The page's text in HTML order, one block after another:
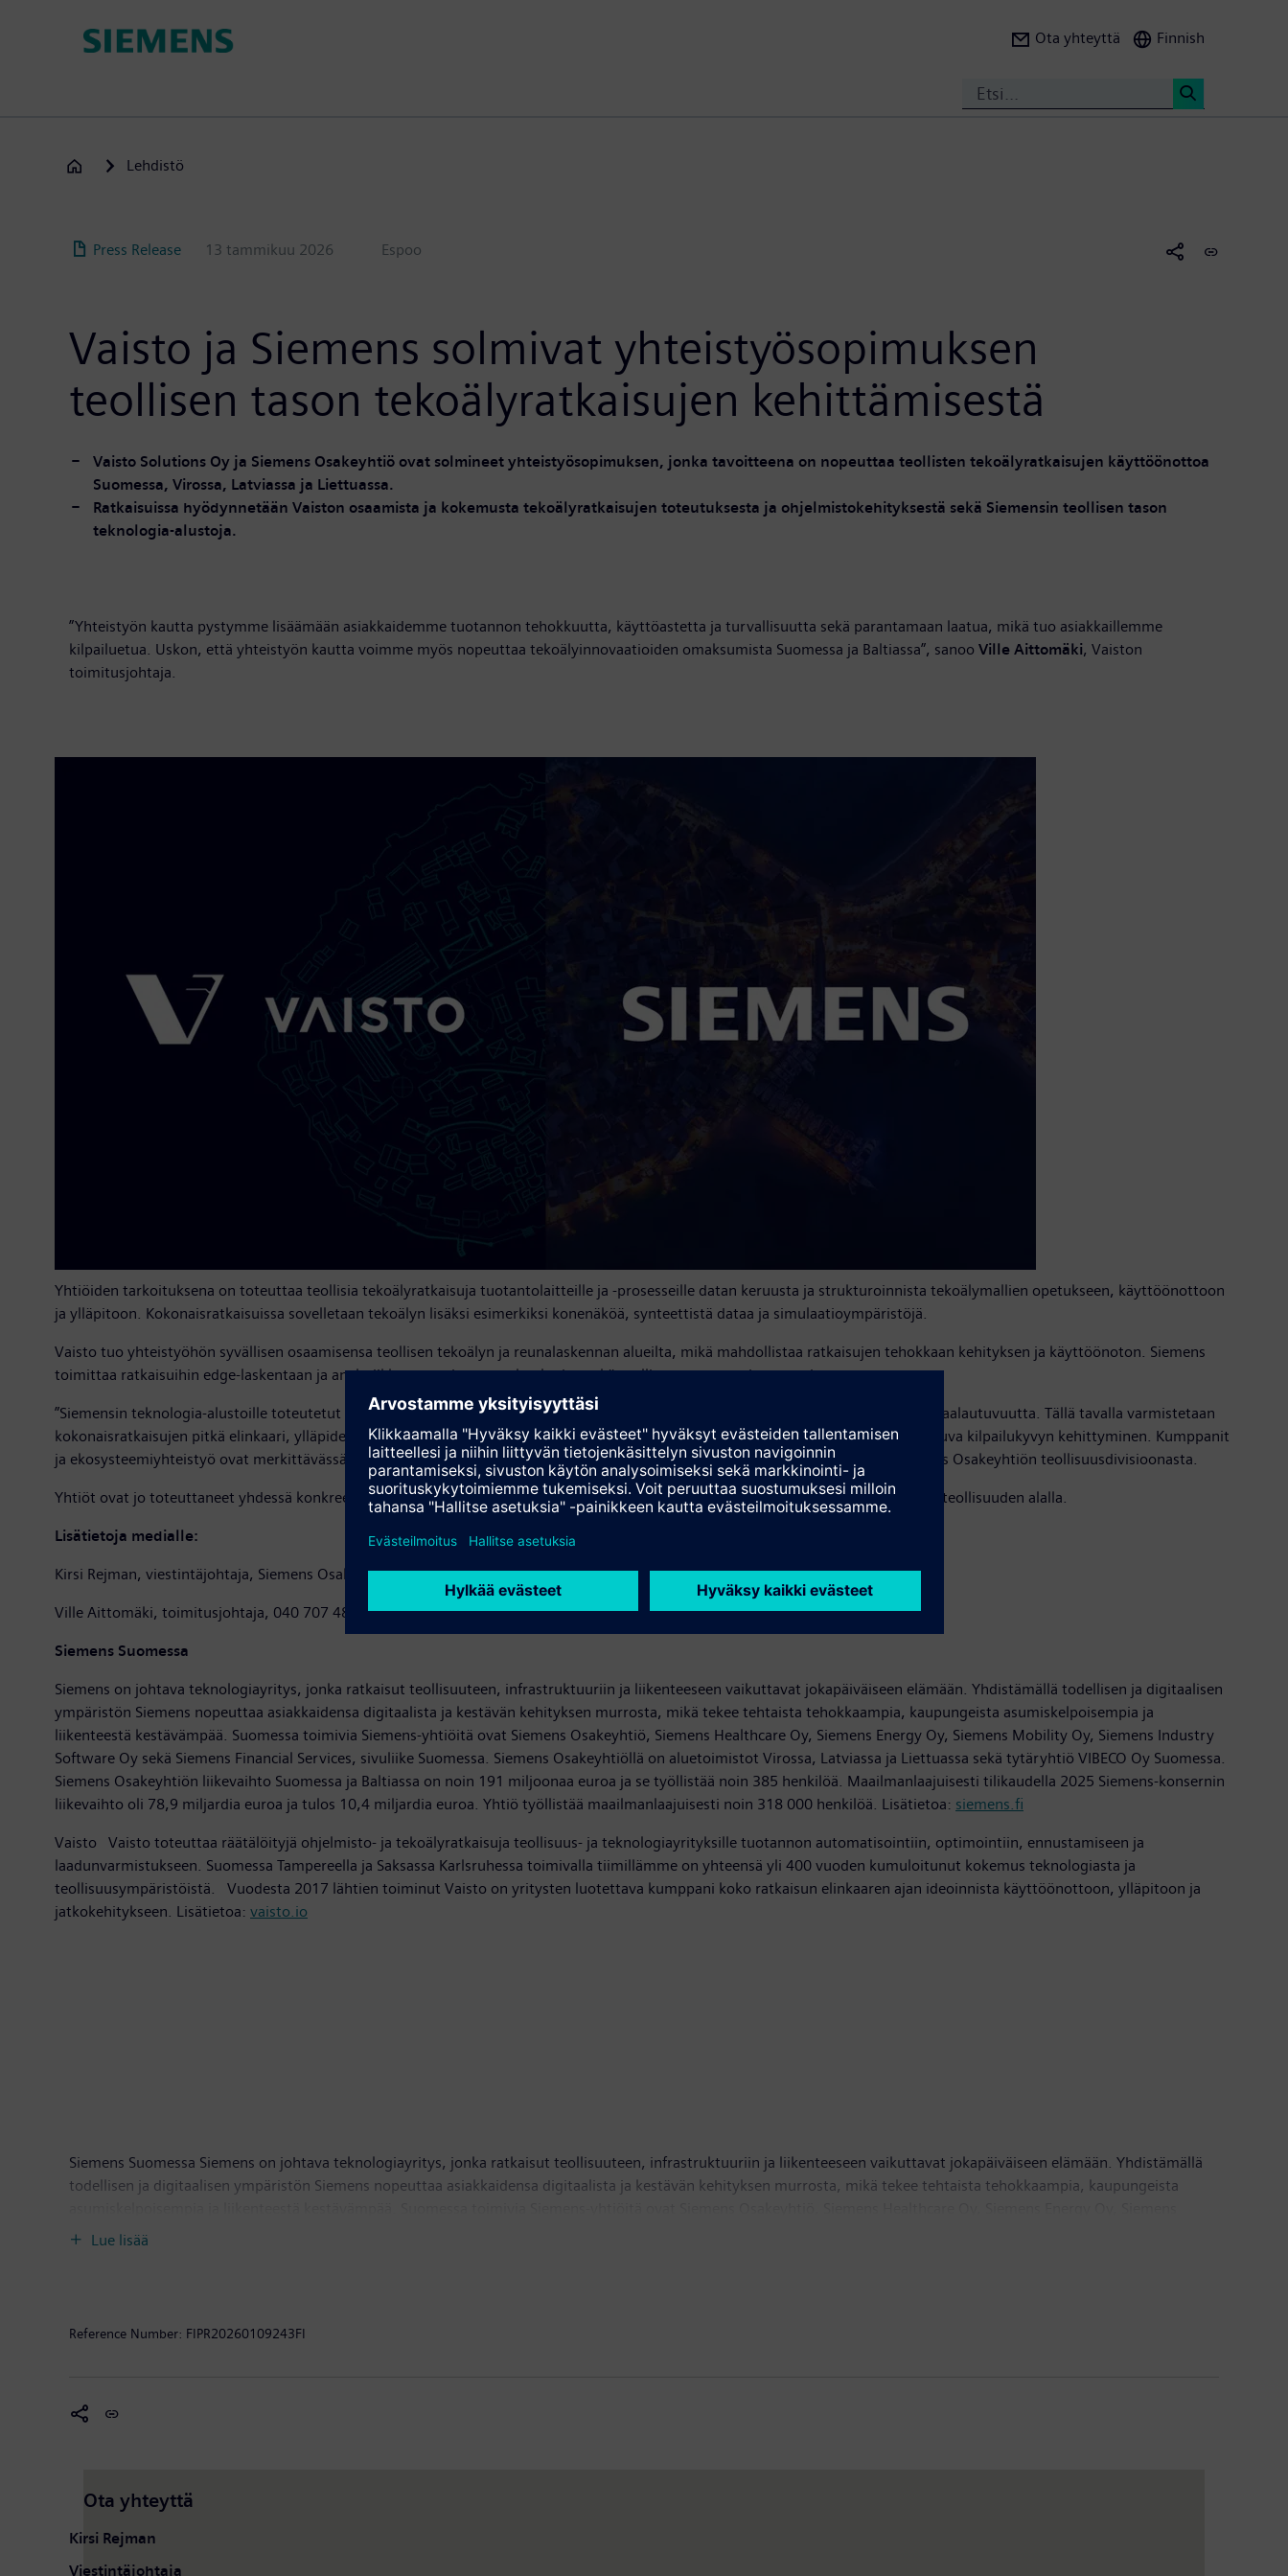
pääsisältöön
Ota yhteyttä Finnish
Lehdistö
Press Release 13 tammikuu 2026 Espoo
Vaisto ja Siemens solmivat yhteistyösopimuksen
teollisen tason tekoälyratkaisujen kehittämisestä
Vaisto Solutions Oy ja Siemens Osakeyhtiö ovat solmineet yhteistyösopimuksen, jonka tavoitteena on nopeuttaa teollisten tekoälyratkaisujen käyttöönottoa
Suomessa, Virossa, Latviassa ja Liettuassa.
Ratkaisuissa hyödynnetään Vaiston osaamista ja kokemusta tekoälyratkaisujen toteutuksesta ja ohjelmistokehityksestä sekä Siemensin teollisen tason
teknologia-alustoja.
”Yhteistyön kautta pystymme lisäämään asiakkaidemme tuotannon tehokkuutta, käyttöastetta ja turvallisuutta sekä parantamaan laatua, mikä tuo asiakkaillemme
kilpailuetua. Uskon, että yhteistyön kautta voimme myös nopeuttaa tekoälyinnovaatioiden omaksumista Suomessa ja Baltiassa”, sanoo Ville Aittomäki, Vaiston
toimitusjohtaja.
Yhtiöiden tarkoituksena on toteuttaa teollisia tekoälyratkaisuja tuotantolaitteille ja -prosesseille datan keruusta ja strukturoinnista tekoälymallien opetukseen, käyttöönottoon
ja ylläpitoon. Kokonaisratkaisuissa sovelletaan tekoälyn lisäksi esimerkiksi konenäköä, synteettistä dataa ja simulaatioympäristöjä.
Vaisto tuo yhteistyöhön syvällisen osaamisensa teollisen tekoälyn ja reunalaskennan alueilta, mikä mahdollistaa ratkaisujen tehokkaan kehityksen ja käyttöönoton. Siemens
toimittaa ratkaisuihin edge-laskentaan ja analytiikkaan tarvittavan teknologian sekä teollisuusautomaatio-osaamisen.
”Siemensin teknologia-alustoille toteutetut tekoälyratkaisut tuovat asiakkaille käyttöönoton tehokkuutta ja ratkaisuarkkitehtuurin skaalautuvuutta. Tällä tavalla varmistetaan
kokonaisratkaisujen pitkä elinkaari, ylläpidettävyys ja tietoturvan ajantasaisuus. Siten mahdollistetaan teollisuusasiakkaidemme jatkuva kilpailukyvyn kehittyminen. Kumppanit
ja ekosysteemiyhteistyö ovat merkittävässä roolissa kasvustrategiassamme”, sanoo kumppanimyynnin johtajaIlmari Veijola Siemens Osakeyhtiön teollisuusdivisioonasta.
Yhtiöt ovat jo toteuttaneet yhdessä konkreettisia ja mitattavaa lisäarvoa tuottavia ratkaisuja suomalaisille yrityksille mm. elintarviketeollisuuden alalla.
Lisätietoja medialle:
Kirsi Rejman, viestintäjohtaja, Siemens Osakeyhtiö, 050 684 07, kirsi.rejman@siemens.com
Ville Aittomäki, toimitusjohtaja, 040 707 4868, ville.aittomaki@vaisto.io
Siemens Suomessa
Siemens on johtava teknologiayritys, jonka ratkaisut teollisuuteen, infrastruktuuriin ja liikenteeseen vaikuttavat jokapäiväiseen elämään. Yhdistämällä todellisen ja digitaalisen
ympäristön Siemens nopeuttaa asiakkaidensa digitaalista ja kestävän kehityksen murrosta, mikä tekee tehtaista tehokkaampia, kaupungeista asumiskelpoisempia ja
liikenteestä kestävämpää. Suomessa toimivia Siemens-yhtiöitä ovat Siemens Osakeyhtiö, Siemens Healthcare Oy, Siemens Energy Oy, Siemens Mobility Oy, Siemens Industry
Software Oy sekä Siemens Financial Services, sivuliike Suomessa. Siemens Osakeyhtiöllä on aluetoimistot Virossa, Latviassa ja Liettuassa sekä tytäryhtiö VIBECO Oy Suomessa.
Siemens Osakeyhtiön liikevaihto Suomessa ja Baltiassa on noin 191 miljoonaa euroa ja se työllistää noin 385 henkilöä. Maailmanlaajuisesti tilikaudella 2025 Siemens-konsernin
liikevaihto oli 78,9 miljardia euroa ja tulos 10,4 miljardia euroa. Yhtiö työllistää maailmanlaajuisesti noin 318 000 henkilöä. Lisätietoa: siemens.fi
Vaisto Vaisto toteuttaa räätälöityjä ohjelmisto- ja tekoälyratkaisuja teollisuus- ja teknologiayrityksille tuotannon automatisointiin, optimointiin, ennustamiseen ja
laadunvarmistukseen. Suomessa Tampereella ja Saksassa Karlsruhessa toimivalla tiimillämme on yhteensä yli 400 vuoden kumuloitunut kokemus teknologiasta ja
teollisuusympäristöistä. Vuodesta 2017 lähtien toiminut Vaisto on yritysten luotettava kumppani koko ratkaisun elinkaaren ajan ideoinnista käyttöönottoon, ylläpitoon ja
jatkokehitykseen. Lisätietoa: vaisto.io
Siemens Suomessa Siemens on johtava teknologiayritys, jonka ratkaisut teollisuuteen, infrastruktuuriin ja liikenteeseen vaikuttavat jokapäiväiseen elämään. Yhdistämällä
todellisen ja digitaalisen ympäristön Siemens nopeuttaa asiakkaidensa digitaalista ja kestävän kehityksen murrosta, mikä tekee tehtaista tehokkaampia, kaupungeista
Mobility Oy, Siemens Industry Software Oy sekä Siemens Financial Services, sivuliike Suomessa. Siemens Osakeyhtiöllä on aluetoimistot Virossa, Latviassa ja Liettuassa
Lue lisää
Reference Number: FIPR20260109243FI
Ota yhteyttä
Kirsi Rejman
Viestintäjohtaja